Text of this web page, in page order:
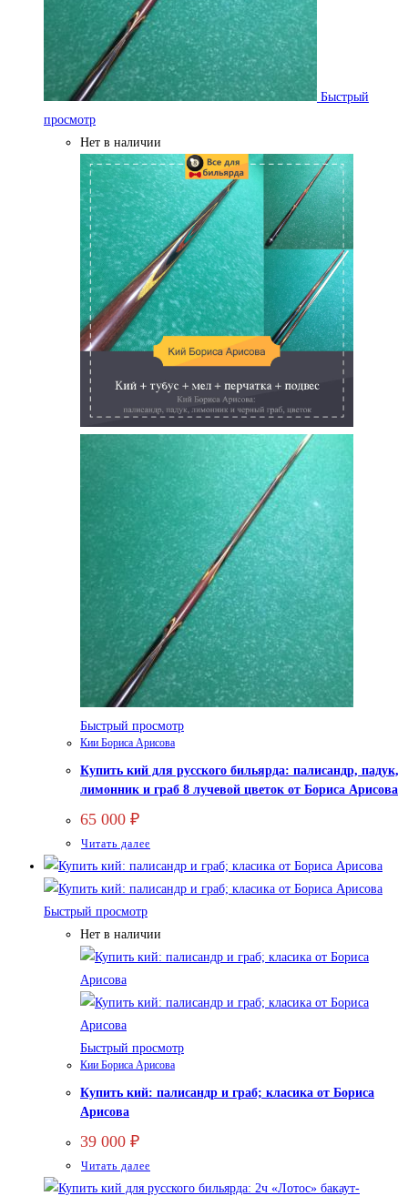
Быстрый
просмотр
Нет в наличии
Быстрый просмотр
Кии Бориса Арисова
Купить кий для русского бильярда: палисандр, падук,
лимонник и граб 8 лучевой цветок от Бориса Арисова
65 000 ₽
Читать далее
Быстрый просмотр
Нет в наличии
Быстрый просмотр
Кии Бориса Арисова
Купить кий: палисандр и граб; класика от Бориса
Арисова
39 000 ₽
Читать далее